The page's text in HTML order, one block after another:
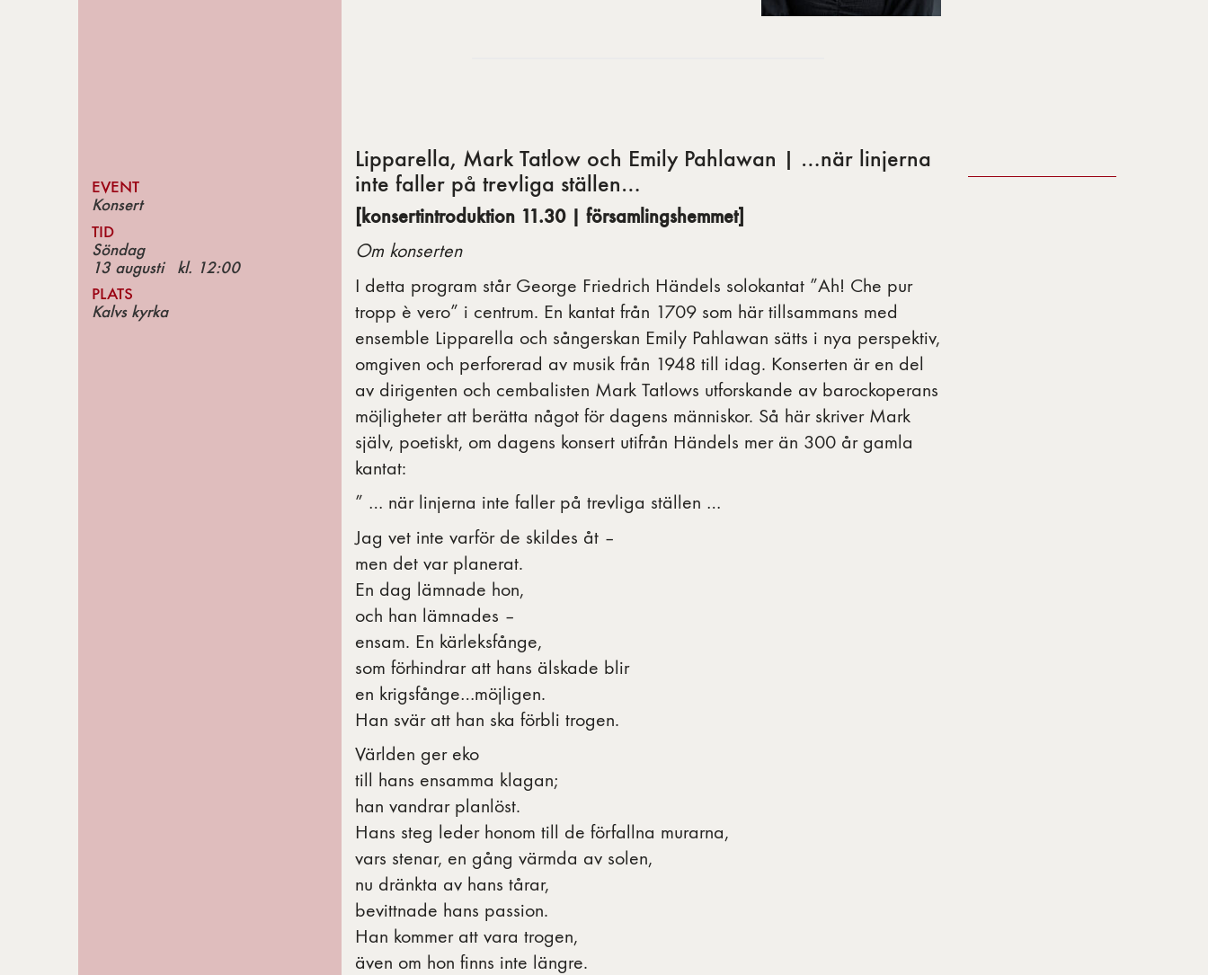
EVENT
Konsert
TID
Söndag
13 augusti
kl. 12:00
PLATS
Kalvs kyrka
Lipparella, Mark Tatlow och Emily Pahlawan | …när linjerna
inte faller på trevliga ställen…
[konsertintroduktion 11.30 | församlingshemmet]
Om konserten
I detta program står George Friedrich Händels solokantat ”Ah! Che pur
tropp è vero” i centrum. En kantat från 1709 som här tillsammans med
ensemble Lipparella och sångerskan Emily Pahlawan sätts i nya perspektiv,
omgiven och perforerad av musik från 1948 till idag. Konserten är en del
av dirigenten och cembalisten Mark Tatlows utforskande av barockoperans
möjligheter att berätta något för dagens människor. Så här skriver Mark
själv, poetiskt, om dagens konsert utifrån Händels mer än 300 år gamla
kantat:
” … när linjerna inte faller på trevliga ställen …
Jag vet inte varför de skildes åt –
men det var planerat.
En dag lämnade hon,
och han lämnades –
ensam. En kärleksfånge,
som förhindrar att hans älskade blir
en krigsfånge…möjligen.
Han svär att han ska förbli trogen.
Världen ger eko
till hans ensamma klagan;
han vandrar planlöst.
Hans steg leder honom till de förfallna murarna,
vars stenar, en gång värmda av solen,
nu dränkta av hans tårar,
bevittnade hans passion.
Han kommer att vara trogen,
även om hon finns inte längre.